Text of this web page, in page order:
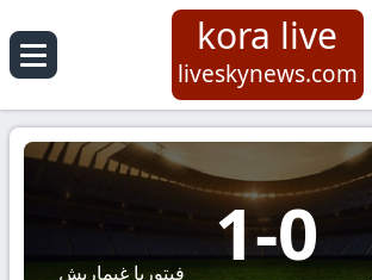
kora live
liveskynews.com
فيتوريا غيماريش 1-0